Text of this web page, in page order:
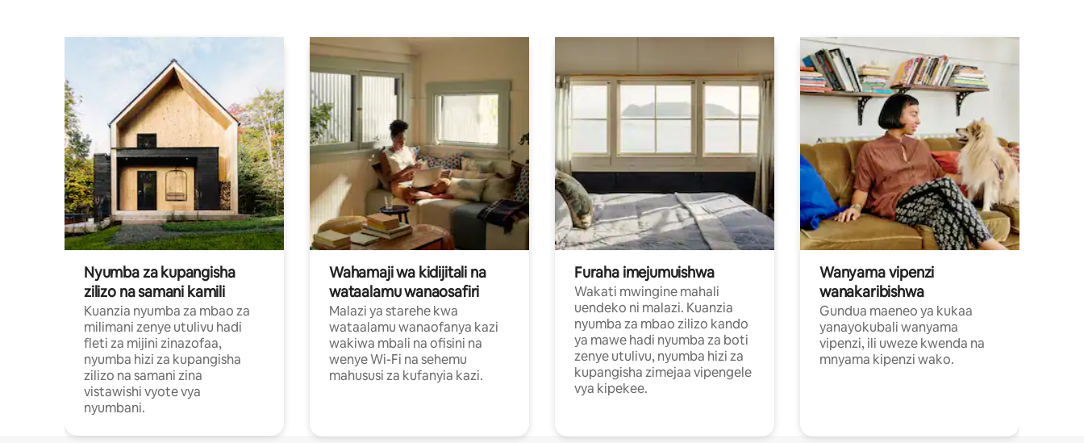
Nyumba za kupangisha
zilizo na samani kamili
Kuanzia nyumba za mbao za
milimani zenye utulivu hadi
fleti za mijini zinazofaa,
nyumba hizi za kupangisha
zilizo na samani zina
vistawishi vyote vya
nyumbani.
Wahamaji wa kidijitali na
wataalamu wanaosafiri
Malazi ya starehe kwa
wataalamu wanaofanya kazi
wakiwa mbali na ofisini na
wenye Wi-Fi na sehemu
mahususi za kufanyia kazi.
Furaha imejumuishwa
Wakati mwingine mahali
uendeko ni malazi. Kuanzia
nyumba za mbao zilizo kando
ya mawe hadi nyumba za boti
zenye utulivu, nyumba hizi za
kupangisha zimejaa vipengele
vya kipekee.
Wanyama vipenzi
wanakaribishwa
Gundua maeneo ya kukaa
yanayokubali wanyama
vipenzi, ili uweze kwenda na
mnyama kipenzi wako.